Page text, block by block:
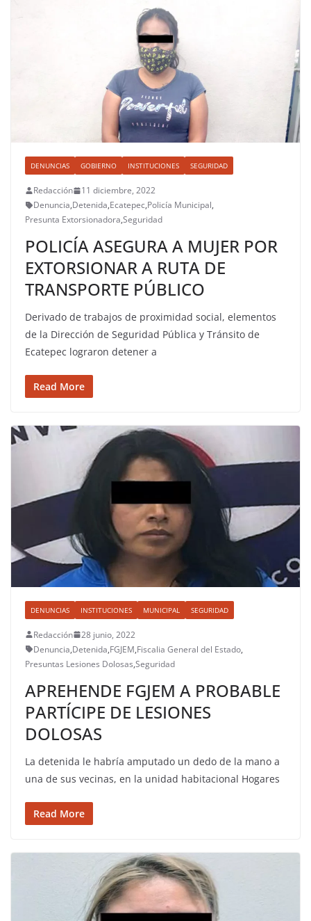
DENUNCIAS GOBIERNO INSTITUCIONES SEGURIDAD
Redacción
11 diciembre, 2022
Denuncia,Detenida,Ecatepec,Policía Municipal,
Presunta Extorsionadora,Seguridad
POLICÍA ASEGURA A MUJER POR
EXTORSIONAR A RUTA DE
TRANSPORTE PÚBLICO
Derivado de trabajos de proximidad social, elementos
de la Dirección de Seguridad Pública y Tránsito de
Ecatepec lograron detener a
Read More
DENUNCIAS INSTITUCIONES MUNICIPAL SEGURIDAD
Redacción
28 junio, 2022
Denuncia,Detenida,FGJEM,Fiscalia General del Estado,
Presuntas Lesiones Dolosas,Seguridad
APREHENDE FGJEM A PROBABLE
PARTÍCIPE DE LESIONES
DOLOSAS
La detenida le habría amputado un dedo de la mano a
una de sus vecinas, en la unidad habitacional Hogares
Read More